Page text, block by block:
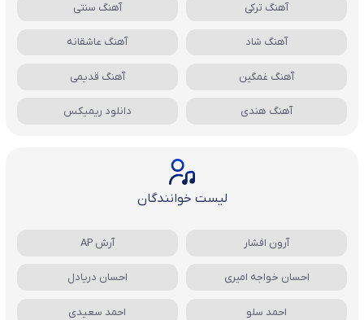
آهنگ ترکی آهنگ سنتی
آهنگ شاد آهنگ عاشقانه
آهنگ غمگین آهنگ قدیمی
آهنگ هندی دانلود ریمیکس
لیست خوانندگان
آرون افشار آرش AP
احسان خواجه امیری احسان دریادل
احمد سلو احمد سعیدی